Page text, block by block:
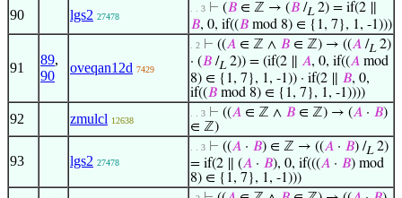
90 lgs2 27478
. . 3 ⊢ (𝐵 ∈ ℤ → (𝐵 /L 2) = if(2 ∥
𝐵, 0, if((𝐵 mod 8) ∈ {1, 7}, 1, -1)))
91
89,
90
oveqan12d 7429
. 2 ⊢ ((𝐴 ∈ ℤ ∧ 𝐵 ∈ ℤ) → ((𝐴 /L 2)
· (𝐵 /L 2)) = (if(2 ∥ 𝐴, 0, if((𝐴 mod
8) ∈ {1, 7}, 1, -1)) · if(2 ∥ 𝐵, 0,
if((𝐵 mod 8) ∈ {1, 7}, 1, -1))))
92 zmulcl 12638
. . 3 ⊢ ((𝐴 ∈ ℤ ∧ 𝐵 ∈ ℤ) → (𝐴 · 𝐵)
∈ ℤ)
93 lgs2 27478
. . 3 ⊢ ((𝐴 · 𝐵) ∈ ℤ → ((𝐴 · 𝐵) /L 2)
= if(2 ∥ (𝐴 · 𝐵), 0, if(((𝐴 · 𝐵) mod
8) ∈ {1, 7}, 1, -1)))